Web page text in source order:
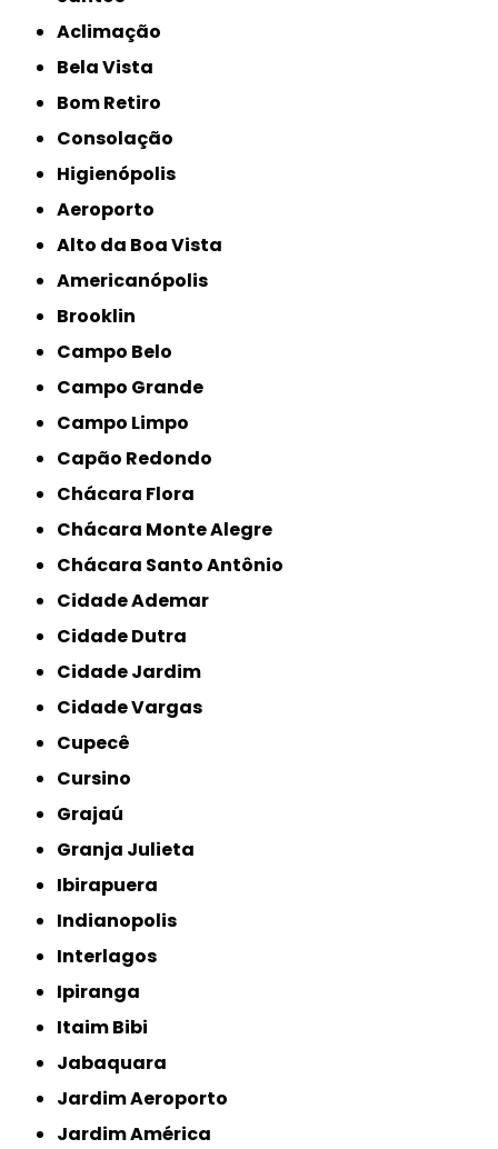
Aclimação
Bela Vista
Bom Retiro
Consolação
Higienópolis
Aeroporto
Alto da Boa Vista
Americanópolis
Brooklin
Campo Belo
Campo Grande
Campo Limpo
Capão Redondo
Chácara Flora
Chácara Monte Alegre
Chácara Santo Antônio
Cidade Ademar
Cidade Dutra
Cidade Jardim
Cidade Vargas
Cupecê
Cursino
Grajaú
Granja Julieta
Ibirapuera
Indianopolis
Interlagos
Ipiranga
Itaim Bibi
Jabaquara
Jardim Aeroporto
Jardim América